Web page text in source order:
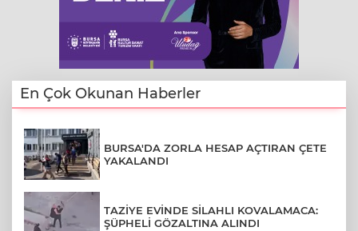
En Çok Okunan Haberler
BURSA'DA ZORLA HESAP AÇTIRAN ÇETE
YAKALANDI
TAZİYE EVİNDE SİLAHLI KOVALAMACA:
ŞÜPHELİ GÖZALTINA ALINDI